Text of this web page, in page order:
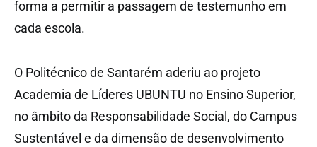
forma a permitir a passagem de testemunho em
cada escola.
O Politécnico de Santarém aderiu ao projeto
Academia de Líderes UBUNTU no Ensino Superior,
no âmbito da Responsabilidade Social, do Campus
Sustentável e da dimensão de desenvolvimento